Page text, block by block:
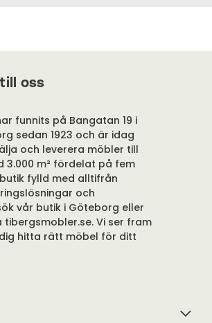
oss
funnits på Bangatan 19 i
sedan 1923 och är idag
och leverera möbler till
3.000 m² fördelat på fem
fylld med alltifrån
och
vår butik i Göteborg eller
tibergsmobler.se. Vi ser fram
hitta rätt möbel för ditt